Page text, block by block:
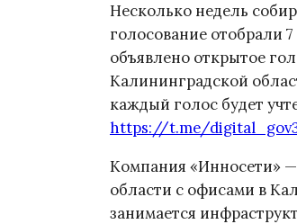
Несколько недель
голосование отобрали
объявлено открытое
Калининградской
каждый голос будет
https://t.me/
Компания «Инносети»
области с офисами в
занимается